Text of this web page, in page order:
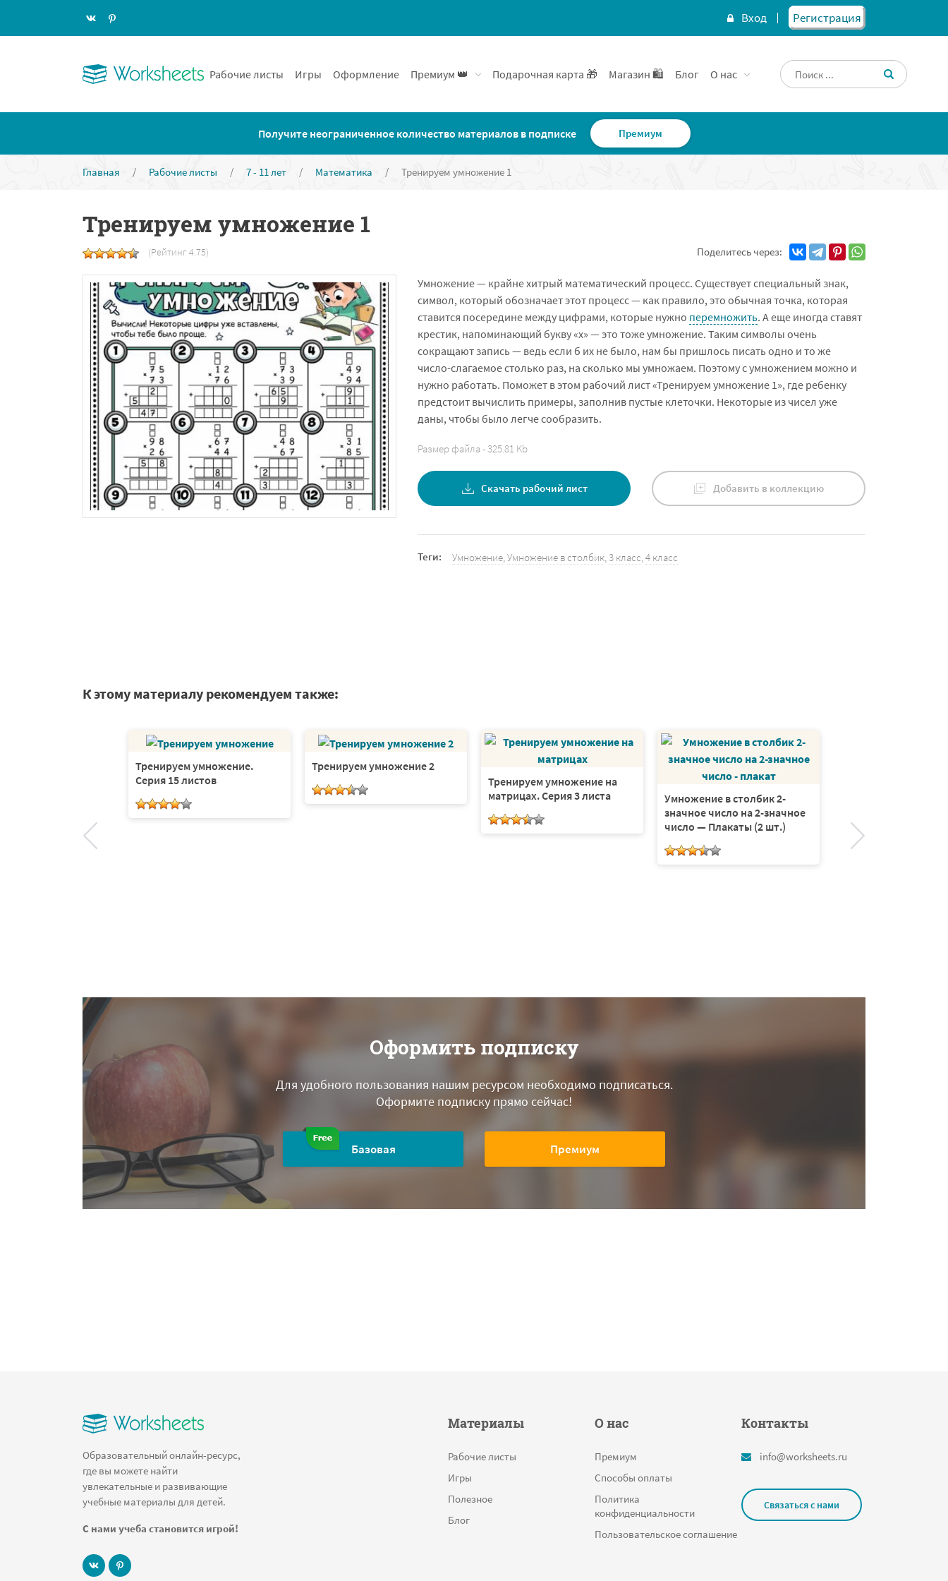
Вход Регистрация
Рабочие листы Игры Оформление Премиум 👑 Подарочная карта 🎁 Магазин 🛍️ Блог О нас
Получите неограниченное количество материалов в подписке Премиум
Главная / Рабочие листы / 7 - 11 лет / Математика / Тренируем умножение 1
Тренируем умножение 1
(Рейтинг 4.75) Поделитесь через:
Умножение — крайне хитрый математический процесс. Существует специальный знак,
символ, который обозначает этот процесс — как правило, это обычная точка, которая
ставится посередине между цифрами, которые нужно перемножить. А еще иногда ставят
крестик, напоминающий букву «х» — это тоже умножение. Таким символы очень
сокращают запись — ведь если б их не было, нам бы пришлось писать одно и то же
число-слагаемое столько раз, на сколько мы умножаем. Поэтому с умножением можно и
нужно работать. Поможет в этом рабочий лист «Тренируем умножение 1», где ребенку
предстоит вычислить примеры, заполнив пустые клеточки. Некоторые из чисел уже
даны, чтобы было легче сообразить.
Размер файла - 325.81 Kb
Скачать рабочий лист Добавить в коллекцию
Теги: Умножение,Умножение в столбик,3 класс,4 класс
К этому материалу рекомендуем также:
Тренируем умножение.
Серия 15 листов
Тренируем умножение 2
Тренируем умножение на
матрицах. Серия 3 листа
Умножение в столбик 2-
значное число на 2-значное
число — Плакаты (2 шт.)
Оформить подписку
Для удобного пользования нашим ресурсом необходимо подписаться.
Оформите подписку прямо сейчас!
Базовая Премиум
Образовательный онлайн-ресурс,
где вы можете найти
увлекательные и развивающие
учебные материалы для детей.
С нами учеба становится игрой!
Материалы
Рабочие листы
Игры
Полезное
Блог
О нас
Премиум
Способы оплаты
Политика
конфиденциальности
Пользовательское соглашение
Контакты
info@worksheets.ru
Связаться с нами